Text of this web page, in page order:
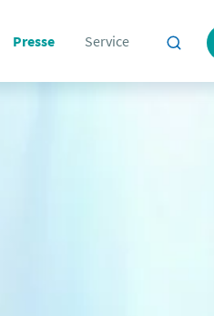
Presse Service